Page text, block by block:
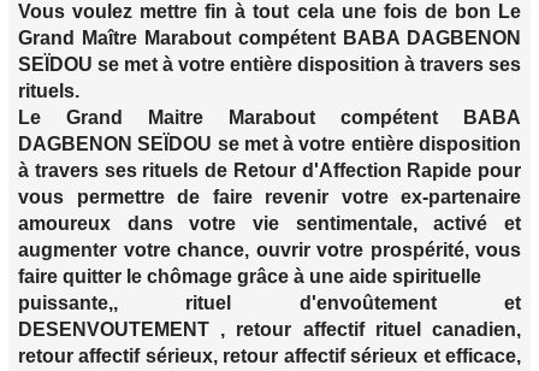
Vous voulez mettre fin à tout cela une fois de bon Le
Grand Maître Marabout compétent BABA DAGBENON
SEÏDOU se met à votre entière disposition à travers ses
rituels.
Le Grand Maitre Marabout compétent BABA
DAGBENON SEÏDOU se met à votre entière disposition
à travers ses rituels de Retour d'Affection Rapide pour
vous permettre de faire revenir votre ex-partenaire
amoureux dans votre vie sentimentale, activé et
augmenter votre chance, ouvrir votre prospérité, vous
faire quitter le chômage grâce à une aide spirituelle
puissante,, rituel d'envoûtement et
DESENVOUTEMENT , retour affectif rituel canadien,
retour affectif sérieux, retour affectif sérieux et efficace,